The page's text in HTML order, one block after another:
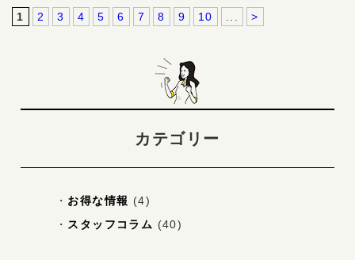
1 2 3 4 5 6 7 8 9 10 >
カテゴリー
お得な情報 (4)
スタッフコラム (40)